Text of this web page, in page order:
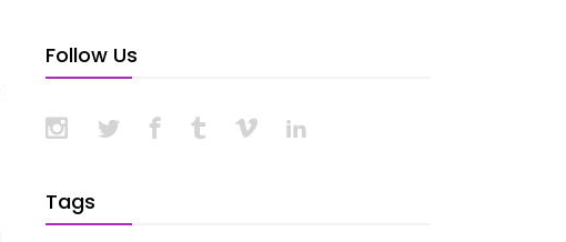
Follow Us
Tags